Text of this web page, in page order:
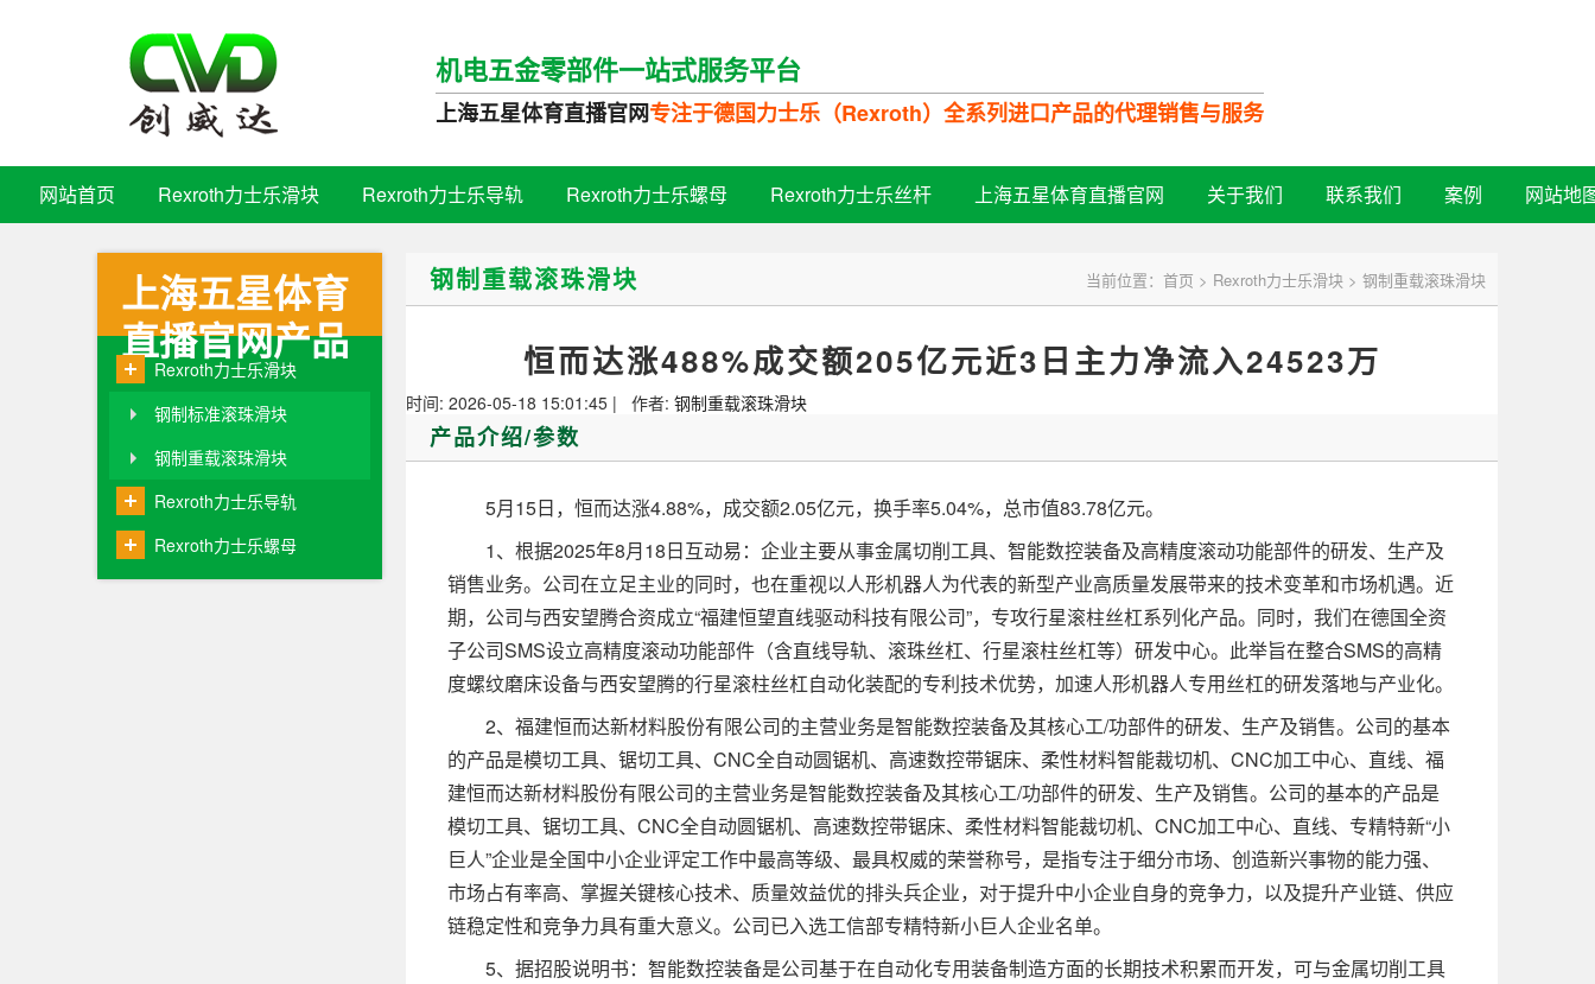
机电五金零部件一站式服务平台
上海五星体育直播官网专注于德国力士乐（Rexroth）全系列进口产品的代理销售与服务
全国服务热线：
13532728713
网站首页 Rexroth力士乐滑块 Rexroth力士乐导轨 Rexroth力士乐螺母 Rexroth力士乐丝杆 上海五星体育直播官网 关于我们 联系我们 案例 网站地
上海五星体育
直播官网产品
Rexroth力士乐滑块
钢制标准滚珠滑块
钢制重载滚珠滑块
Rexroth力士乐导轨
Rexroth力士乐螺母
钢制重载滚珠滑块 当前位置： 首页 > Rexroth力士乐滑块 > 钢制重载滚珠滑块
恒而达涨488%成交额205亿元近3日主力净流入24523万
时间: 2026-05-18 15:01:45 | 作者: 钢制重载滚珠滑块
产品介绍/参数
5月15日，恒而达涨4.88%，成交额2.05亿元，换手率5.04%，总市值83.78亿元。
1、根据2025年8月18日互动易：企业主要从事金属切削工具、智能数控装备及高精度滚动功能部件的研发、生产及
销售业务。公司在立足主业的同时，也在重视以人形机器人为代表的新型产业高质量发展带来的技术变革和市场机遇。近
期，公司与西安望腾合资成立“福建恒望直线驱动科技有限公司”，专攻行星滚柱丝杠系列化产品。同时，我们在德国全资
子公司SMS设立高精度滚动功能部件（含直线导轨、滚珠丝杠、行星滚柱丝杠等）研发中心。此举旨在整合SMS的高精
度螺纹磨床设备与西安望腾的行星滚柱丝杠自动化装配的专利技术优势，加速人形机器人专用丝杠的研发落地与产业化。
2、福建恒而达新材料股份有限公司的主营业务是智能数控装备及其核心工/功部件的研发、生产及销售。公司的基本
的产品是模切工具、锯切工具、CNC全自动圆锯机、高速数控带锯床、柔性材料智能裁切机、CNC加工中心、直线、福
建恒而达新材料股份有限公司的主营业务是智能数控装备及其核心工/功部件的研发、生产及销售。公司的基本的产品是
模切工具、锯切工具、CNC全自动圆锯机、高速数控带锯床、柔性材料智能裁切机、CNC加工中心、直线、专精特新“小
巨人”企业是全国中小企业评定工作中最高等级、最具权威的荣誉称号，是指专注于细分市场、创造新兴事物的能力强、
市场占有率高、掌握关键核心技术、质量效益优的排头兵企业，对于提升中小企业自身的竞争力，以及提升产业链、供应
链稳定性和竞争力具有重大意义。公司已入选工信部专精特新小巨人企业名单。
5、据招股说明书：智能数控装备是公司基于在自动化专用装备制造方面的长期技术积累而开发，可与金属切削工具